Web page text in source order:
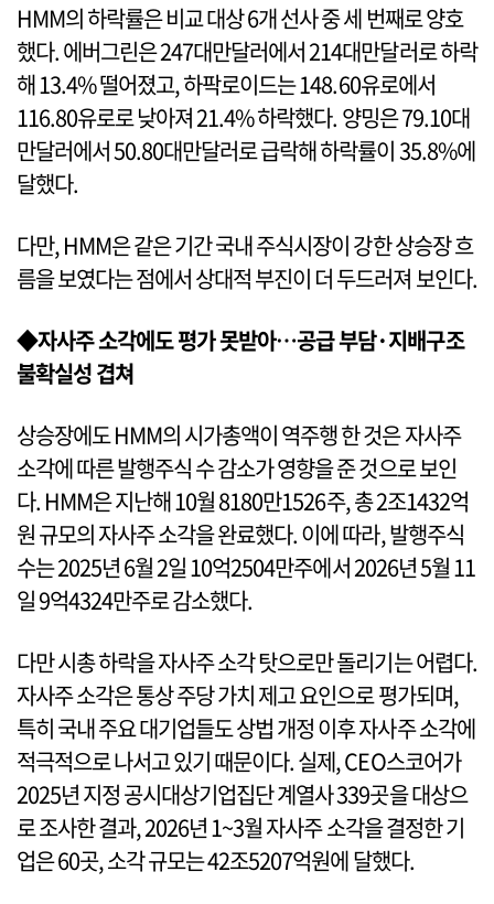
HMM의 하락률은 비교 대상 6개 선사 중 세 번째로 양호
했다. 에버그린은 247대만달러에서 214대만달러로 하락
해 13.4% 떨어졌고, 하팍로이드는 148.60유로에서
116.80유로로 낮아져 21.4% 하락했다. 양밍은 79.10대
만달러에서 50.80대만달러로 급락해 하락률이 35.8%에
달했다.
다만, HMM은 같은 기간 국내 주식시장이 강한 상승장 흐
름을 보였다는 점에서 상대적 부진이 더 두드러져 보인다.
◆자사주 소각에도 평가 못받아…공급 부담·지배구조
불확실성 겹쳐
상승장에도 HMM의 시가총액이 역주행 한 것은 자사주
소각에 따른 발행주식 수 감소가 영향을 준 것으로 보인
다. HMM은 지난해 10월 8180만1526주, 총 2조1432억
원 규모의 자사주 소각을 완료했다. 이에 따라, 발행주식
수는 2025년 6월 2일 10억2504만주에서 2026년 5월 11
일 9억4324만주로 감소했다.
다만 시총 하락을 자사주 소각 탓으로만 돌리기는 어렵다.
자사주 소각은 통상 주당 가치 제고 요인으로 평가되며,
특히 국내 주요 대기업들도 상법 개정 이후 자사주 소각에
적극적으로 나서고 있기 때문이다. 실제, CEO스코어가
2025년 지정 공시대상기업집단 계열사 339곳을 대상으
로 조사한 결과, 2026년 1~3월 자사주 소각을 결정한 기
업은 60곳, 소각 규모는 42조5207억원에 달했다.